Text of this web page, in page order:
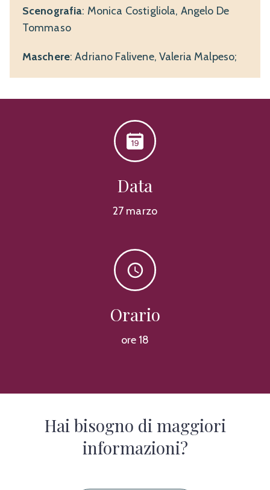
Scenografia: Monica Costigliola, Angelo De
Tommaso
Maschere: Adriano Falivene, Valeria Malpeso;
Data
27 marzo
Orario
ore 18
Hai bisogno di maggiori
informazioni?